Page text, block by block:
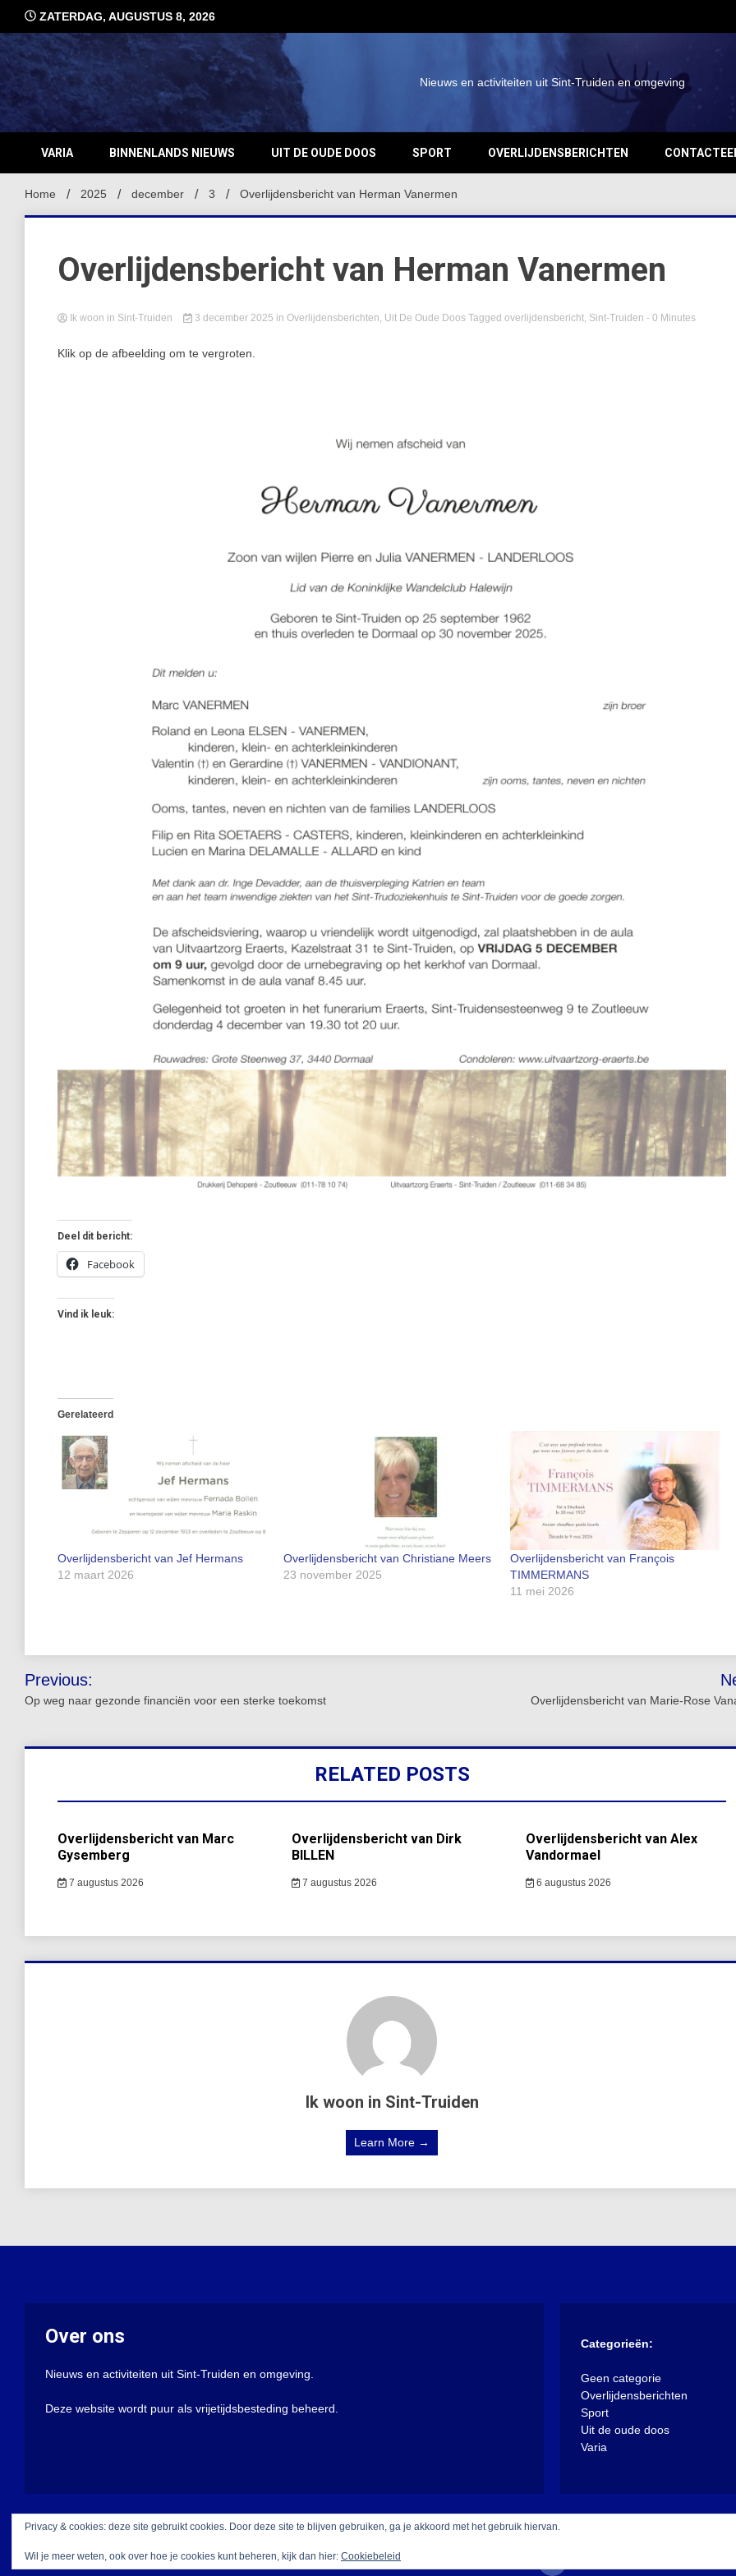
inhoud
ZATERDAG, AUGUSTUS 8, 2026
Nieuws en activiteiten uit Sint-Truiden en omgeving
VARIA BINNENLANDS NIEUWS UIT DE OUDE DOOS SPORT OVERLIJDENSBERICHTEN
Home 2025 december 3 Overlijdensbericht van Herman Vanermen
Overlijdensbericht van Herman Vanermen
Ik woon in Sint-Truiden 3 december 2025 in Overlijdensberichten, Uit De Oude Doos Tagged overlijdensbericht, Sint-Truiden - 0 Minutes
Klik op de afbeelding om te vergroten.
Deel dit bericht:
Facebook
Vind ik leuk:
Gerelateerd
Overlijdensbericht van Jef Hermans
12 maart 2026
Overlijdensbericht van Christiane Meers
23 november 2025
Overlijdensbericht van François
TIMMERMANS
11 mei 2026
Bericht
navigatie
Previous:
Op weg naar gezonde financiën voor een sterke toekomst Overlijdensbericht van Marie-Rose
RELATED POSTS
Overlijdensbericht van Marc
Gysemberg
7 augustus 2026
Overlijdensbericht van Dirk
BILLEN
7 augustus 2026
Overlijdensbericht van Alex
Vandormael
6 augustus 2026
Ik woon in Sint-Truiden
Learn More →
Over ons
Nieuws en activiteiten uit Sint-Truiden en omgeving.
Deze website wordt puur als vrijetijdsbesteding beheerd.
Categorieën:
Geen categorie
Overlijdensberichten
Sport
Uit de oude doos
Varia
Privacy & cookies: deze site gebruikt cookies. Door deze site te blijven gebruiken, ga je akkoord met het gebruik hiervan.
Wil je meer weten, ook over hoe je cookies kunt beheren, kijk dan hier: Cookiebeleid